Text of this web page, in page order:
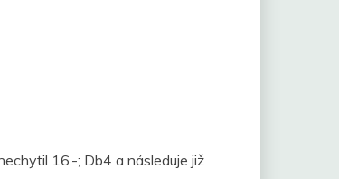
16.-; Db4 a následuje již